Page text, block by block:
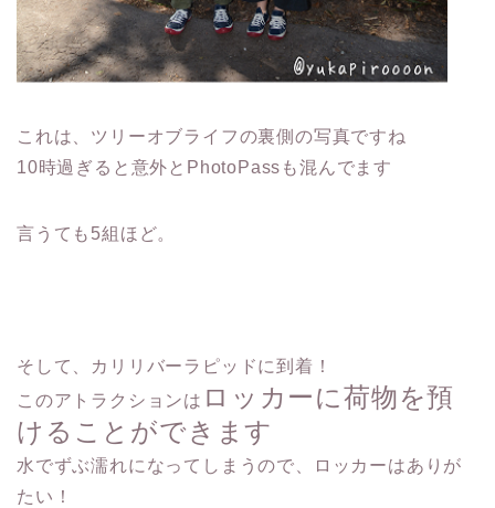
これは、ツリーオブライフの裏側の写真ですね
10時過ぎると意外とPhotoPassも混んでます
言うても5組ほど。
そして、カリリバーラピッドに到着！
このアトラクションは ロッカーに荷物を預
けることができます
水でずぶ濡れになってしまうので、ロッカーはありが
たい！